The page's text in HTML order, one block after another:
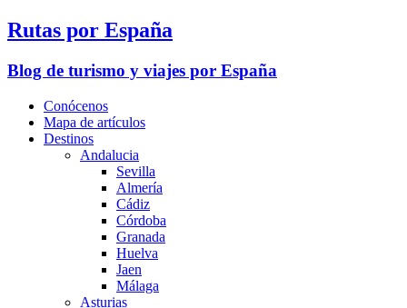
Rutas por España
Blog de turismo y viajes por España
Conócenos
Mapa de artículos
Destinos
Andalucia
Sevilla
Almería
Cádiz
Córdoba
Granada
Huelva
Jaen
Málaga
Asturias